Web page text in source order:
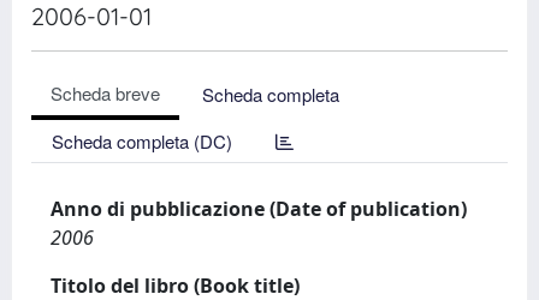
2006-01-01
Scheda breve
Scheda completa
Scheda completa (DC)
Anno di pubblicazione (Date of publication)
2006
Titolo del libro (Book title)